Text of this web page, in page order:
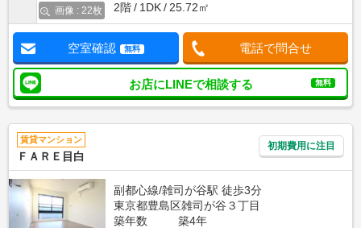
画像 : 22枚
2階
1DK 25.72㎡
空室確認 無料 電話で問合せ
お店にLINEで相談する 無料
賃貸マンション
ＦＡＲＥ目白
初期費用に注目
副都心線/雑司が谷駅 徒歩3分
東京都豊島区雑司が谷３丁目
築年数
築4年